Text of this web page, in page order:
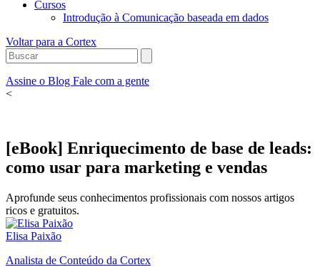
Cursos
Introdução à Comunicação baseada em dados
Voltar para a Cortex
Assine o Blog Fale com a gente
<
[eBook] Enriquecimento de base de leads:
como usar para marketing e vendas
Aprofunde seus conhecimentos profissionais com nossos artigos
ricos e gratuitos.
Elisa Paixão
Analista de Conteúdo da Cortex